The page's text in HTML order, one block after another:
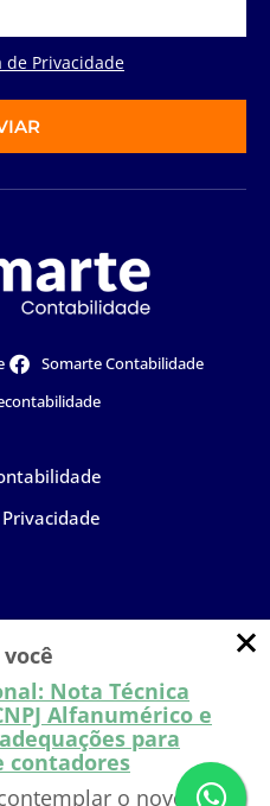
de Privacidade
Somarte Contabilidade
Falar com especialista
Nota Técnica
Alfanumérico e
para
contadores
o novo